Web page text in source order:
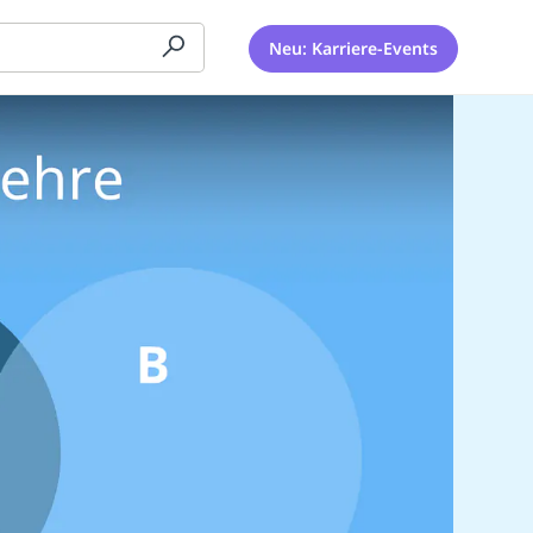
Neu: Karriere-Events